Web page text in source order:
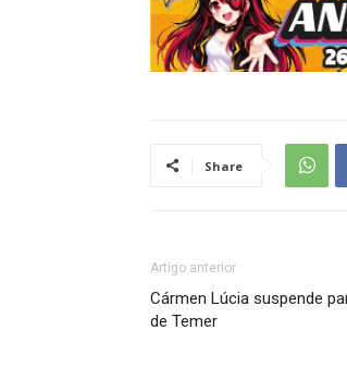
Share
Artigo anterior
Cármen Lúcia suspende
de Temer